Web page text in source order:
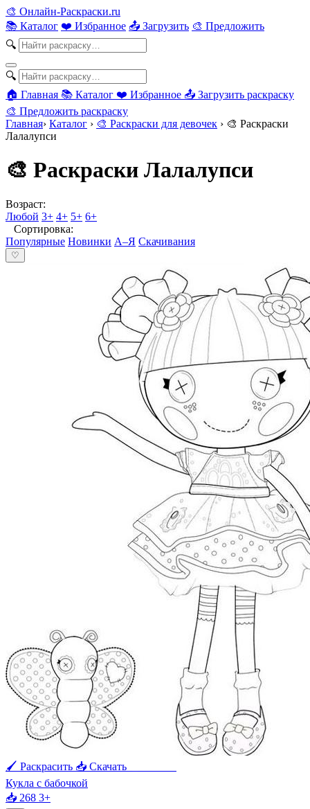
🎨 Онлайн-Раскраски.ru
📚 Каталог ❤️ Избранное 📤 Загрузить 🎨 Предложить
🔍
🔍
🏠 Главная 📚 Каталог ❤️ Избранное 📤 Загрузить раскраску
🎨 Предложить раскраску
Главная› Каталог › 🎨 Раскраски для девочек › 🎨 Раскраски
Лалалупси
🎨 Раскраски Лалалупси
Возраст:
Любой 3+ 4+ 5+ 6+
Сортировка:
Популярные Новинки А–Я Скачивания
♡
🖌 Раскрасить 📥 Скачать
Кукла с бабочкой
📥 268 3+